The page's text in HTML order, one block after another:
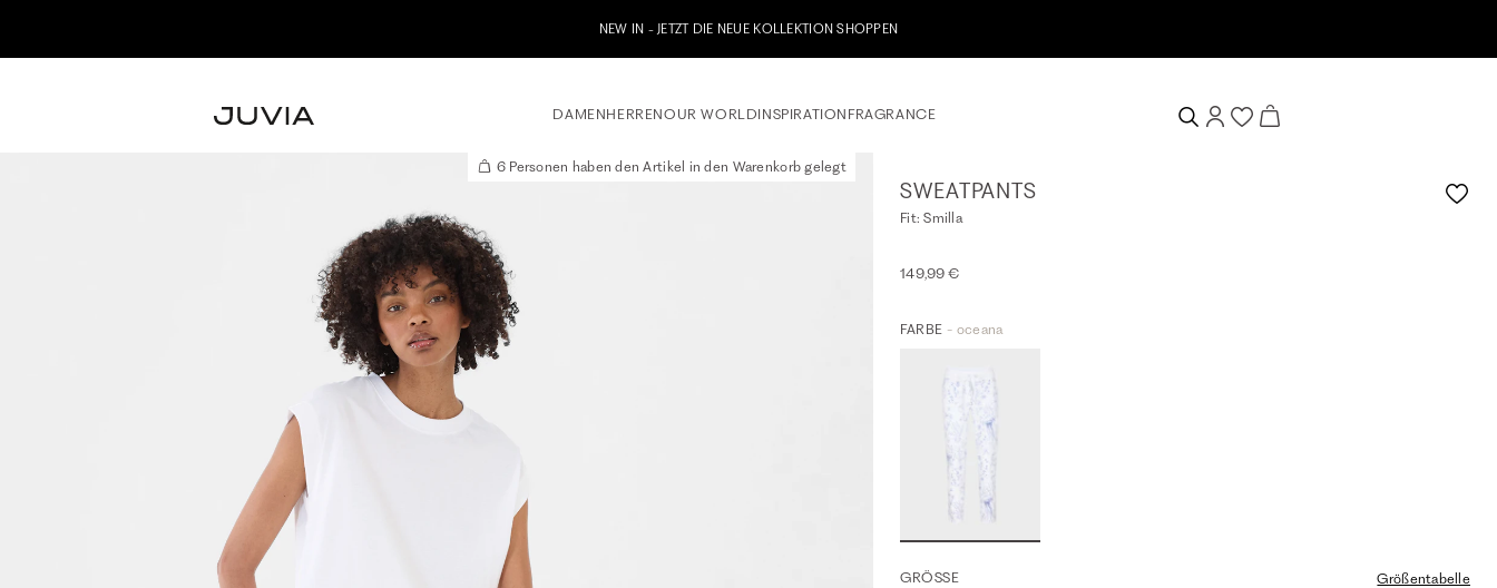
Jetzt zu unserem Whatsapp Newsletter anmelden & 10% Willkommensgutschein erhalten
DAMENHERRENOUR WORLDINSPIRATION FRAGRANCE
6 Personen haben den Artikel in den Warenkorb gelegt
SWEATPANTS
Fit: Smilla
149,99 €
FARBE - oceana
GRÖSSE Größentabelle